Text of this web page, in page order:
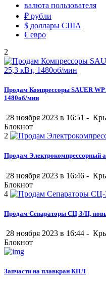
валюта пользователя
₽ рубли
$ доллары США
€ евро
2
Продам Компрессоры SAUER
1480об/мин
28 ноября 2023 в 16:51 -
Блокнот
2
Продам Электрокомпрессорный
28 ноября 2023 в 16:46 -
Блокнот
4
Продам Сепараторы СЦ-3/II,
28 ноября 2023 в 16:44 -
Блокнот
Запчасти на плавкран КПЛ